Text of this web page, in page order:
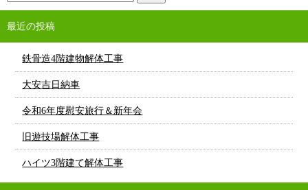
最近の投稿
鉄骨造4階建物解体工事
大安吉日納車
令和6年度慰安旅行＆新年会
旧遊技場解体工事
ハイツ3階建て解体工事